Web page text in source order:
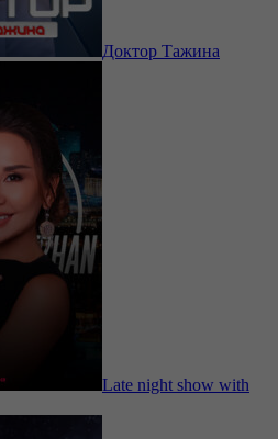
Доктор Тажина
Late night show with